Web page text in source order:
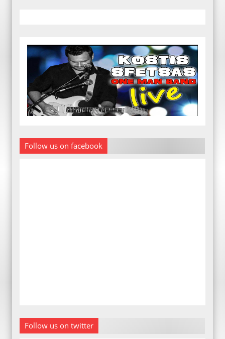
Follow us on facebook
Follow us on twitter